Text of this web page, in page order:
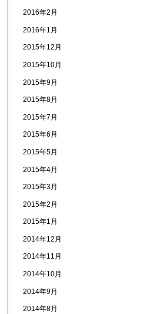
2016年2月
2016年1月
2015年12月
2015年10月
2015年9月
2015年8月
2015年7月
2015年6月
2015年5月
2015年4月
2015年3月
2015年2月
2015年1月
2014年12月
2014年11月
2014年10月
2014年9月
2014年8月